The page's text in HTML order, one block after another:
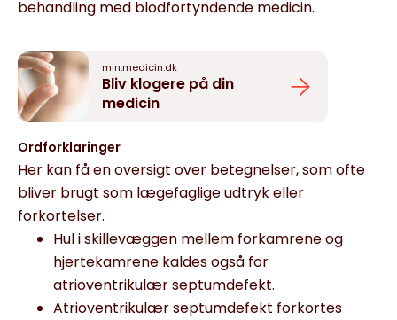
behandling med blodfortyndende medicin.
min.medicin.dk
Bliv klogere på din
medicin
Ordforklaringer
Her kan få en oversigt over betegnelser, som ofte
bliver brugt som lægefaglige udtryk eller
forkortelser.
Hul i skillevæggen mellem forkamrene og
hjertekamrene kaldes også for
atrioventrikulær septumdefekt.
Atrioventrikulær septumdefekt forkortes